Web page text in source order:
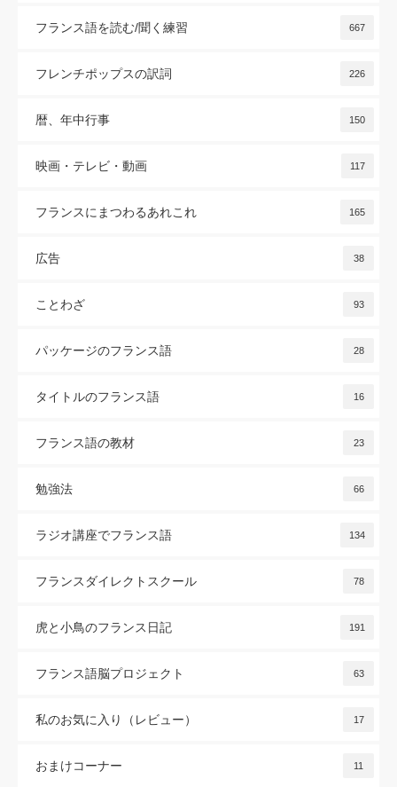
フランス語を読む/聞く練習 667
フレンチポップスの訳詞 226
暦、年中行事 150
映画・テレビ・動画 117
フランスにまつわるあれこれ 165
広告 38
ことわざ 93
パッケージのフランス語 28
タイトルのフランス語 16
フランス語の教材 23
勉強法 66
ラジオ講座でフランス語 134
フランスダイレクトスクール 78
虎と小鳥のフランス日記 191
フランス語脳プロジェクト 63
私のお気に入り（レビュー） 17
おまけコーナー 11